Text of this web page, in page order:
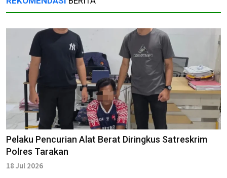
Pelaku Pencurian Alat Berat Diringkus Satreskrim
Polres Tarakan
18 Jul 2026